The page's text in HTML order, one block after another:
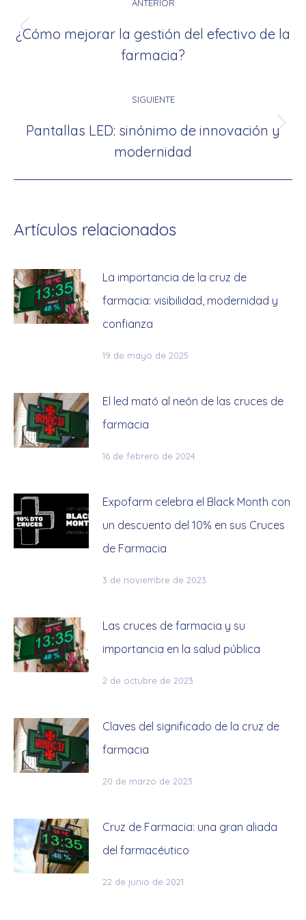
publicaciones
ANTERIOR
Publicación
anterior:
¿Cómo mejorar la gestión del efectivo de la
farmacia?
SIGUIENTE
Publicación
siguiente:
Pantallas LED: sinónimo de innovación y
modernidad
Artículos relacionados
La importancia de la cruz de
farmacia: visibilidad, modernidad y
confianza
19 de mayo de 2025
El led mató al neón de las cruces de
farmacia
16 de febrero de 2024
Expofarm celebra el Black Month con
un descuento del 10% en sus Cruces
de Farmacia
3 de noviembre de 2023
Las cruces de farmacia y su
importancia en la salud pública
2 de octubre de 2023
Claves del significado de la cruz de
farmacia
20 de marzo de 2023
Cruz de Farmacia: una gran aliada
del farmacéutico
22 de junio de 2021